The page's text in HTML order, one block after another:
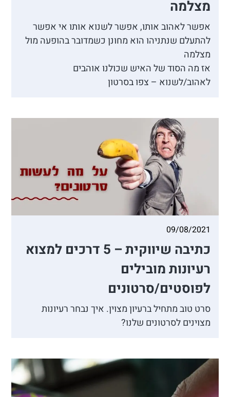
מצלמה
אפשר לאהוב אותו, אפשר לשנוא אותו אי אפשר
להתעלם שנתניהו הוא מחונן כשמדובר בהופעה מול
מצלמה
אז מה הסוד של האיש שכולנו אוהבים
לאהוב/לשנוא – צפו בסרטון
09/08/2021
כתיבה שיווקית – 5 דרכים למצוא
רעיונות מובילים
לפוסטים/סרטונים
סרט טוב מתחיל ברעיון מצוין. איך נבחר רעיונות
מצוינים לסרטונים שלנו?